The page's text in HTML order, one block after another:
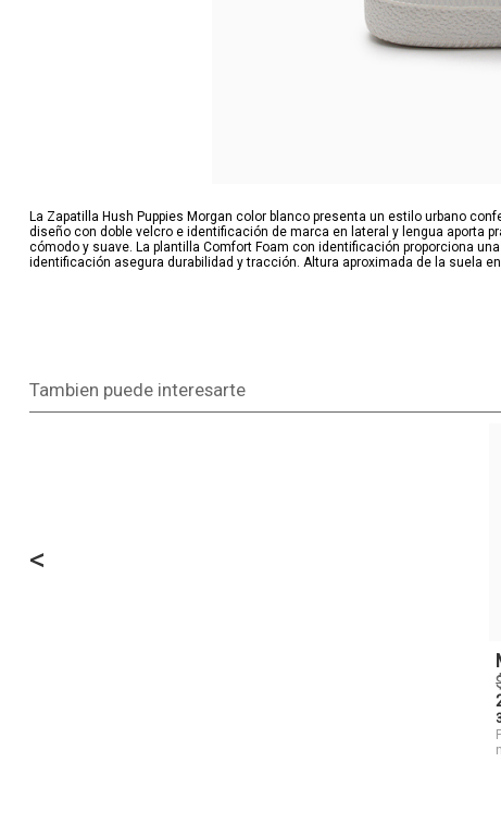
La Zapatilla Hush Puppies Morgan color blanco presenta un estilo urbano
diseño con doble velcro e identificación de marca en lateral y lengua aporta
cómodo y suave. La plantilla Comfort Foam con identificación proporciona
identificación asegura durabilidad y tracción. Altura aproximada de la suela en
Tambien puede interesarte
<